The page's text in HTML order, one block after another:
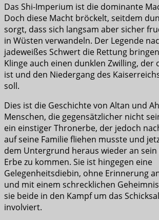
Das Shi-Imperium ist die dominante
Doch diese Macht bröckelt, seitdem
sorgt, dass sich langsam aber sicher
in Wüsten verwandeln. Der Legende
jadeweißes Schwert die Rettung
Klinge auch einen dunklen Zwilling, der
ist und den Niedergang des
soll.
Dies ist die Geschichte von Altan und
Menschen, die gegensätzlicher nicht
ein einstiger Thronerbe, der jedoch
auf seine Familie fliehen musste und
dem Untergrund heraus wieder an
Erbe zu kommen. Sie ist hingegen eine
Gelegenheitsdiebin, ohne Erinnerung
und mit einem schrecklichen
sie beide in den Kampf um das
involviert.